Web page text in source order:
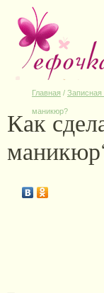
Главная / Записная
маникюр?
Как